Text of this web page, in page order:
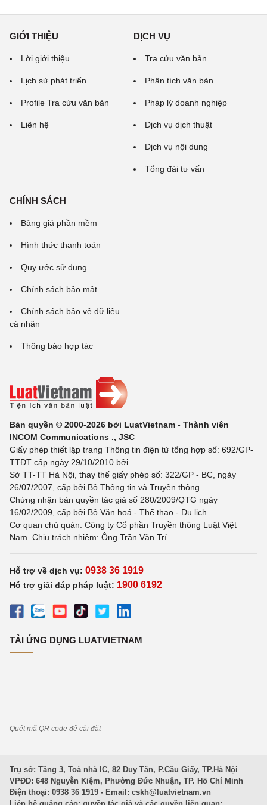
GIỚI THIỆU
Lời giới thiệu
Lịch sử phát triển
Profile Tra cứu văn bản
Liên hệ
DỊCH VỤ
Tra cứu văn bản
Phân tích văn bản
Pháp lý doanh nghiệp
Dịch vụ dịch thuật
Dịch vụ nội dung
Tổng đài tư vấn
CHÍNH SÁCH
Bảng giá phần mềm
Hình thức thanh toán
Quy ước sử dụng
Chính sách bảo mật
Chính sách bảo vệ dữ liệu
cá nhân
Thông báo hợp tác
Bản quyền © 2000-2026 bởi LuatVietnam - Thành viên
INCOM Communications ., JSC
Giấy phép thiết lập trang Thông tin điện tử tổng hợp số: 692/GP-
TTĐT cấp ngày 29/10/2010 bởi
Sở TT-TT Hà Nội, thay thế giấy phép số: 322/GP - BC, ngày
26/07/2007, cấp bởi Bộ Thông tin và Truyền thông
Chứng nhận bản quyền tác giả số 280/2009/QTG ngày
16/02/2009, cấp bởi Bộ Văn hoá - Thể thao - Du lịch
Cơ quan chủ quản: Công ty Cổ phần Truyền thông Luật Việt
Nam. Chịu trách nhiệm: Ông Trần Văn Trí
Hỗ trợ về dịch vụ: 0938 36 1919
Hỗ trợ giải đáp pháp luật: 1900 6192
TẢI ỨNG DỤNG LUATVIETNAM
Quét mã QR code để cài đặt
Trụ sở: Tầng 3, Toà nhà IC, 82 Duy Tân, P.Cầu Giấy, TP.Hà Nội
VPĐD: 648 Nguyễn Kiệm, Phường Đức Nhuận, TP. Hồ Chí Minh
Điện thoại: 0938 36 1919 - Email: cskh@luatvietnam.vn